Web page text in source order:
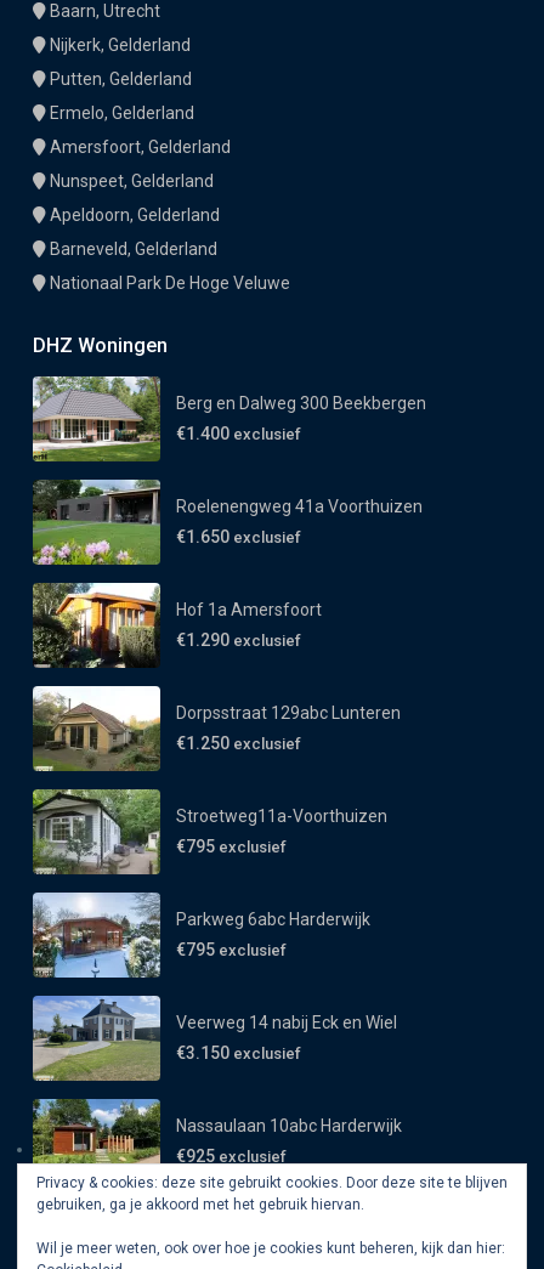
Baarn, Utrecht
Nijkerk, Gelderland
Putten, Gelderland
Ermelo, Gelderland
Amersfoort, Gelderland
Nunspeet, Gelderland
Apeldoorn, Gelderland
Barneveld, Gelderland
Nationaal Park De Hoge Veluwe
DHZ Woningen
Berg en Dalweg 300 Beekbergen
€1.400 exclusief
Roelenengweg 41a Voorthuizen
€1.650 exclusief
Hof 1a Amersfoort
€1.290 exclusief
Dorpsstraat 129abc Lunteren
€1.250 exclusief
Stroetweg11a-Voorthuizen
€795 exclusief
Parkweg 6abc Harderwijk
€795 exclusief
Veerweg 14 nabij Eck en Wiel
€3.150 exclusief
Nassaulaan 10abc Harderwijk
€925 exclusief
Privacy & cookies: deze site gebruikt cookies. Door deze site te blijven
gebruiken, ga je akkoord met het gebruik hiervan.
Wil je meer weten, ook over hoe je cookies kunt beheren, kijk dan hier: